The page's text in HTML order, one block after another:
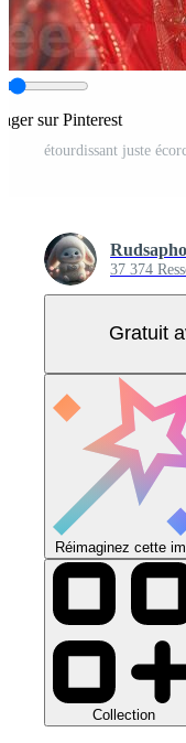
sur Pinterest
37 374
Gratuit
Réimaginez cette
Collection